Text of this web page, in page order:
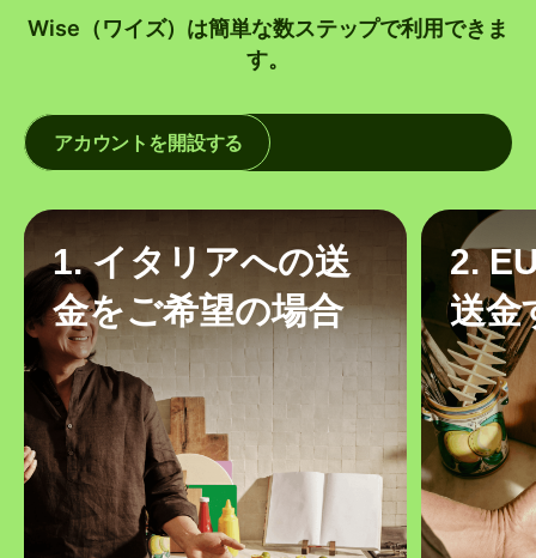
Wise（ワイズ）は簡単な数ステップで利用できま
す。
アカウントを開設する
1. イタリアへの送
金をご希望の場合
2.
送金